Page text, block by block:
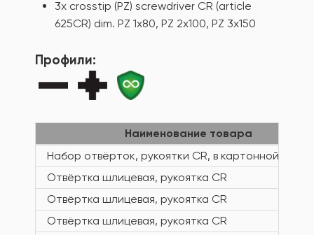
3x crosstip (PZ) screwdriver CR (article
625CR) dim. PZ 1x80, PZ 2x100, PZ 3x150
Профили:
Наименование товара
Набор отвёрток, рукоятки CR, в картонной
Отвёртка шлицевая, рукоятка CR
Отвёртка шлицевая, рукоятка CR
Отвёртка шлицевая, рукоятка CR